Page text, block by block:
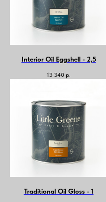
Interior Oil Eggshell - 2,5
13 340 р.
Traditional Oil Gloss - 1